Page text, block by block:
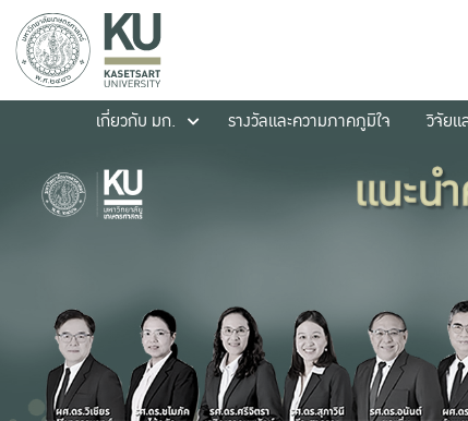
เกี่ยวกับ มก.
รางวัลและความภาคภูมิใจ วิจัยแ